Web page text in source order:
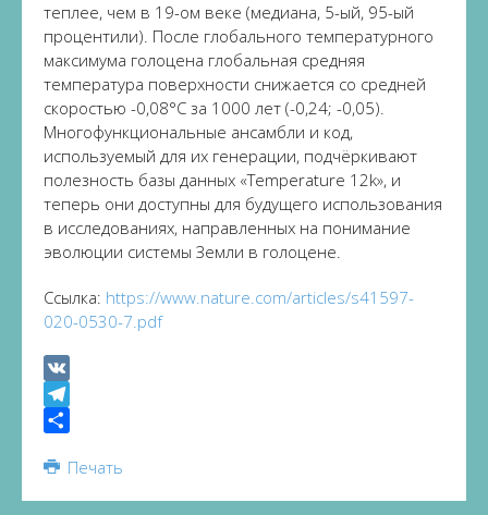
теплее, чем в 19-ом веке (медиана, 5-ый, 95-ый
процентили). После глобального температурного
максимума голоцена глобальная средняя
температура поверхности снижается со средней
скоростью -0,08°C за 1000 лет (-0,24; -0,05).
Многофункциональные ансамбли и код,
используемый для их генерации, подчёркивают
полезность базы данных «Temperature 12k», и
теперь они доступны для будущего использования
в исследованиях, направленных на понимание
эволюции системы Земли в голоцене.
Ссылка: https://www.nature.com/articles/s41597-
020-0530-7.pdf
VK
Telegram
Печать